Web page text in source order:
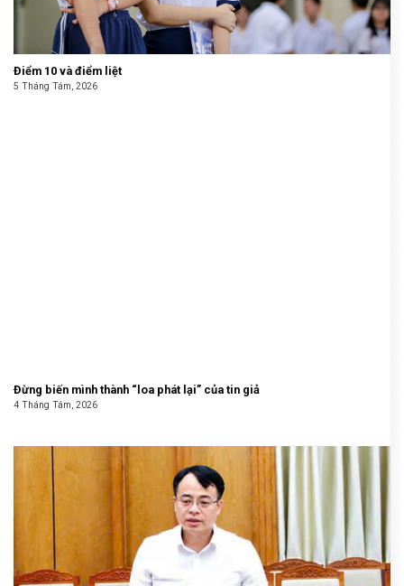
Điểm 10 và điểm liệt
5 Tháng Tám, 2026
Đừng biến mình thành “loa phát lại” của tin giả
4 Tháng Tám, 2026